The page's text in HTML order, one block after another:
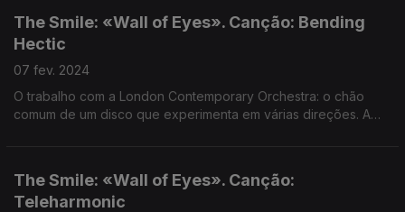
The Smile: «Wall of Eyes». Canção: Bending
Hectic
07 fev. 2024
O trabalho com a London Contemporary Orchestra: o chão
comum de um disco que experimenta em várias direções. A
The Smile: «Wall of Eyes». Canção:
Teleharmonic